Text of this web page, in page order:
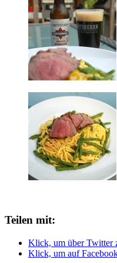
Teilen mit:
Klick, um über Twitter
Klick, um auf